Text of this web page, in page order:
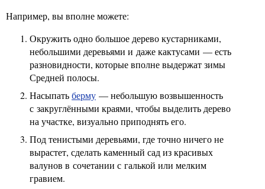
Например, вы вполне можете:
Окружить одно большое дерево кустарниками,
небольшими деревьями и даже кактусами — есть
разновидности, которые вполне выдержат зимы
Средней полосы.
Насыпатьберму — небольшую возвышенность
с закруглёнными краями, чтобы выделить дерево
на участке, визуально приподнять его.
Под тенистыми деревьями, где точно ничего не
вырастет, сделать каменный сад из красивых
валунов в сочетании с галькой или мелким
гравием.